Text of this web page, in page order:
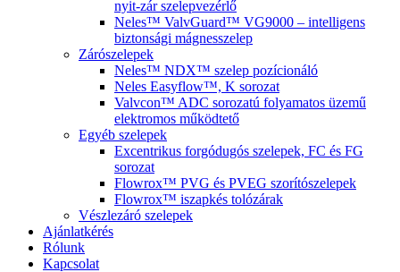
nyit-zár szelepvezérlő
Neles™ ValvGuard™ VG9000 – intelligens
biztonsági mágnesszelep
Zárószelepek
Neles™ NDX™ szelep pozícionáló
Neles Easyflow™, K sorozat
Valvcon™ ADC sorozatú folyamatos üzemű
elektromos működtető
Egyéb szelepek
Excentrikus forgódugós szelepek, FC és FG
sorozat
Flowrox™ PVG és PVEG szorítószelepek
Flowrox™ iszapkés tolózárak
Vészlezáró szelepek
Ajánlatkérés
Rólunk
Kapcsolat